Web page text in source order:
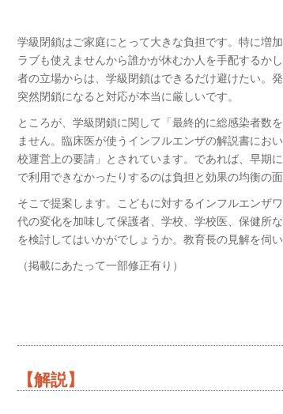
学級閉鎖はご家庭にとって大きな負担です。特に増
ラブも使えませんから誰かが休むか人を手配するか
者の立場からは、学級閉鎖はできるだけ避けたい。
突然閉鎖になると対応が本当に厳しいです。
ところが、学級閉鎖に関して「最終的に総感染者数
ません。臨床医が使うインフルエンザの解説書にお
校運営上の要請」とされています。であれば、早期
で利用できなかったりするのは負担と効果の均衡の面
そこで提案します。こどもに対するインフルエンザ
代の変化を加味して保護者、学校、学校医、保健所
を検討してはいかがでしょうか。教育長の見解を伺い
（掲載にあたって一部修正有り）
【解説】